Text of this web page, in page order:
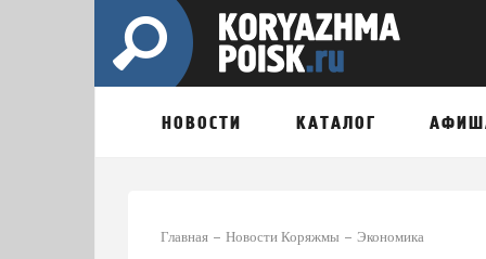
НОВОСТИ КАТАЛОГ
Главная Новости Коряжмы Экономика